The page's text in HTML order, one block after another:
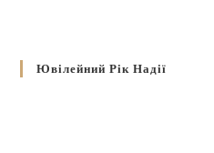
Ювілейний Рік Надії